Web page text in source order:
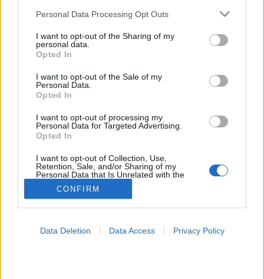
Please note that this website/app uses one or more Google
not limited to your visit or usage behaviour. You may click to
grant or deny consent to Google and its third-party tags to
use your data for below specified purposes in below Google
consent section.
Personal Data Processing Opt Outs
I want to opt-out of the Sharing of my
personal data.
Opted In
I want to opt-out of the Sale of my
Personal Data.
Opted In
I want to opt-out of processing my
Personal Data for Targeted Advertising.
Opted In
I want to opt-out of Collection, Use,
Retention, Sale, and/or Sharing of my
Personal Data that Is Unrelated with the
Purposes for which it was collected.
Opted Out
CONFIRM
Data Deletion Data Access Privacy Policy
2026. január 14. 19:54
Küldés Küldés Messengeren